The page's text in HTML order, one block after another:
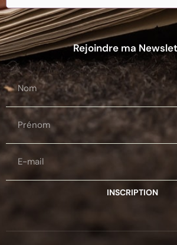
Rejoindre ma
INSCRIPTION